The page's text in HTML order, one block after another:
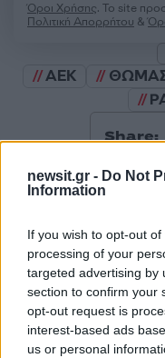
newsit.gr - Do Not
Information
If you wish to opt-out
processing of your
targeted advertising by
section to confirm your
opt-out request is
interest-based ads
us or personal
Όροι Χρήσης. Το site
Πολιτική Απορρήτου &
ΑΕΚ
Share:
Ακολουθήστε το
ενημερωθείτε πρώτοι
Πιο